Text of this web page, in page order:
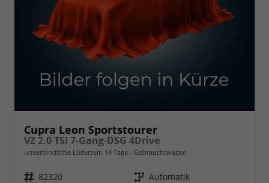
Cupra Leon Sportstourer
VZ 2.0 TSI 7-Gang-DSG 4Drive
unverbindliche Lieferzeit: 14 Tage Gebrauchtwagen
Fahrzeugnr. 82320 Getriebe Automatik